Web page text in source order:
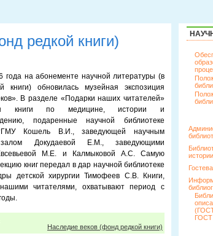
редкой книги)
года на абонементе научной литературы (в
книги) обновилась музейная экспозиция
В разделе «Подарки наших читателей»
книги по медицине, истории и
подаренные научной библиотеке
Кошель В.И., заведующей научным
Докудаевой Е.М., заведующими
М.Е. и Калмыковой А.С. Самую
книг передал в дар научной библиотеке
детской хирургии Тимофеев С.В. Книги,
читателями, охватывают период с
Наследие веков (фонд редкой книги)
истории.
ГОСТ